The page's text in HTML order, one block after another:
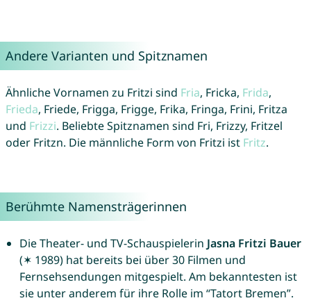
Andere Varianten und Spitznamen
Ähnliche Vornamen zu Fritzi sind Fria, Fricka, Frida,
Frieda, Friede, Frigga, Frigge, Frika, Fringa, Frini, Fritza
und Frizzi. Beliebte Spitznamen sind Fri, Frizzy, Fritzel
oder Fritzn. Die männliche Form von Fritzi ist Fritz.
Berühmte Namensträgerinnen
Die Theater- und TV-Schauspielerin Jasna Fritzi Bauer
(✶ 1989) hat bereits bei über 30 Filmen und
Fernsehsendungen mitgespielt. Am bekanntesten ist
sie unter anderem für ihre Rolle im “Tatort Bremen”.